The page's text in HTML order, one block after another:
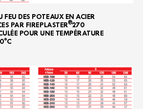
FEU DES POTEAUX EN ACIER
PAR FIREPLASTER®270
POUR UNE TEMPÉRATURE